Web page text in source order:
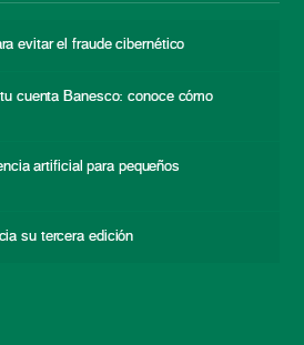
evitar el fraude cibernético
cuenta Banesco: conoce cómo
artificial para pequeños
su tercera edición